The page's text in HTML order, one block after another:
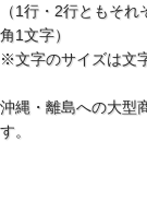
（1行・2行ともそ
角1文字）
※文字のサイズは文
沖縄・離島への大型
す。